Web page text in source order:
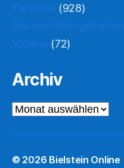
(928)
(72)
Archiv
Archiv
© 2026 Bielstein Online